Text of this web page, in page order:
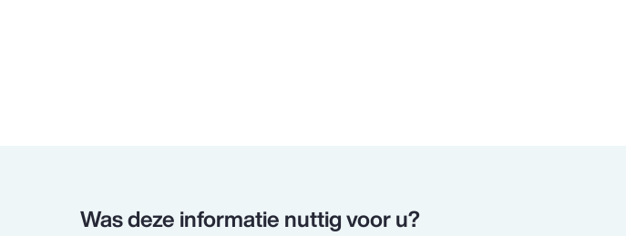
Was deze informatie nuttig voor u?